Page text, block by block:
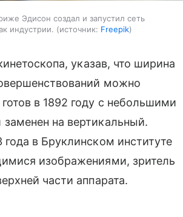
Эдисон создал и запустил сеть
индустрии.
источник: Freepik
указав, что ширина
можно
в 1892 году с небольшими
на вертикальный.
в Бруклинском институте
изображениями, зритель
части аппарата.